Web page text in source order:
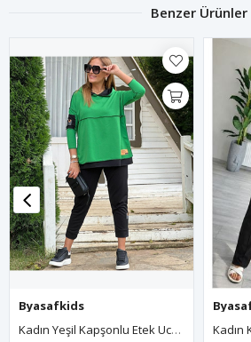
Benzer Ürünler
Byasafkids
Kadın Yeşil Kapşonlu Etek Ucu Detay Arma Ters Dikiş Gorunumlu Ikili Takım